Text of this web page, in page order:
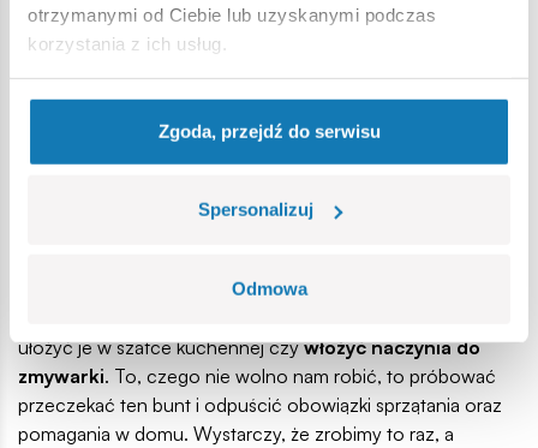
otrzymanymi od Ciebie lub uzyskanymi podczas
korzystania z ich usług.
Zgoda, przejdź do serwisu
Spersonalizuj
Odmowa
Zbuntowany czterolatek
W tym wieku dziecko ma trochę mniej entuzjazmu do
pomocy. Jeśli mu pofolgujemy, to szybko zauważymy, że to
my stale za nie sprzątamy. Czterolatek jest natomiast
Zdziwimy się, jak chętnie nasza pociecha będzie
Czteroletnie szkraby świetnie odnajdują się w kuchni.
ułożyć je w szafce kuchennej czywłożyć naczynia do
zmywarki. To, czego nie wolno nam robić, to próbować
przeczekać ten bunt i odpuścić obowiązki sprzątania oraz
pomagania w domu. Wystarczy, że zrobimy to raz, a